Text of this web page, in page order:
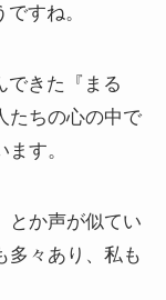
すね。
できた『まる
たちの心の中で
す。
とか声が似てい
多々あり、私も